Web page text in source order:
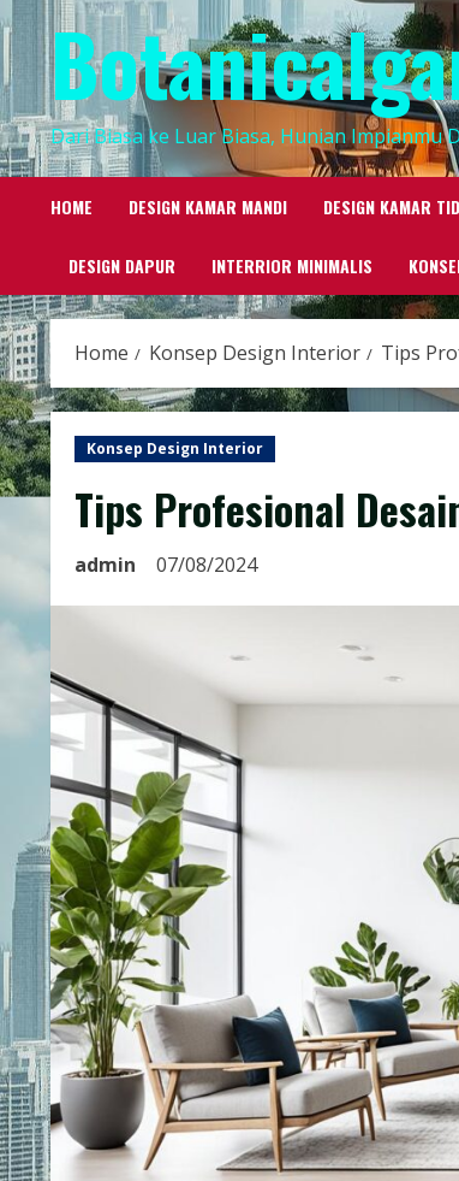
Dari Biasa ke Luar Biasa, Hunian Impianmu
HOME DESIGN KAMAR MANDI DESIGN KAMAR
DESIGN DAPUR INTERRIOR MINIMALIS
Home Konsep Design Interior Tips
Konsep Design Interior
Tips Profesional
admin 07/08/2024